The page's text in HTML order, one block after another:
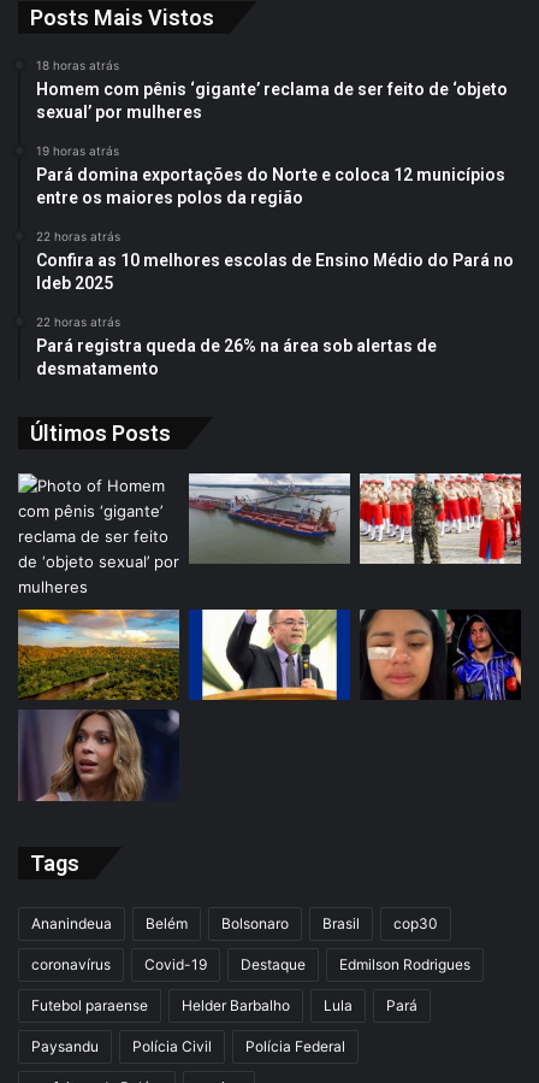
Posts Mais Vistos
18 horas atrás
Homem com pênis ‘gigante’ reclama de ser feito de ‘objeto
sexual’ por mulheres
19 horas atrás
Pará domina exportações do Norte e coloca 12 municípios
entre os maiores polos da região
22 horas atrás
Confira as 10 melhores escolas de Ensino Médio do Pará no
Ideb 2025
22 horas atrás
Pará registra queda de 26% na área sob alertas de
desmatamento
Últimos Posts
Tags
Ananindeua Belém Bolsonaro Brasil cop30
coronavírus Covid-19 Destaque Edmilson Rodrigues
Futebol paraense Helder Barbalho Lula Pará
Paysandu Polícia Civil Polícia Federal